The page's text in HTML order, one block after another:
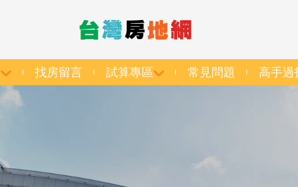
找房留言 試算專區 常見問題 高手過